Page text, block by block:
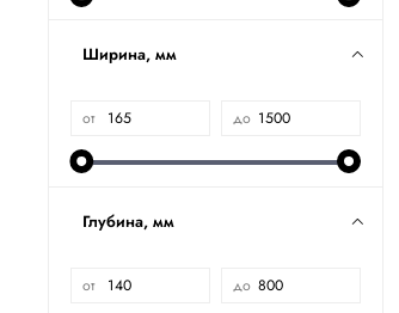
Ширина, мм
от до
Глубина, мм
от до